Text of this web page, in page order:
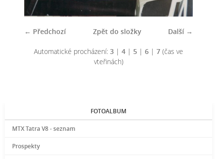
← Předchozí Další →
Zpět do složky
Automatické procházení: 3 | 4 | 5 | 6 | 7 (čas ve
vteřinách)
FOTOALBUM
MTX Tatra V8 - seznam
Prospekty